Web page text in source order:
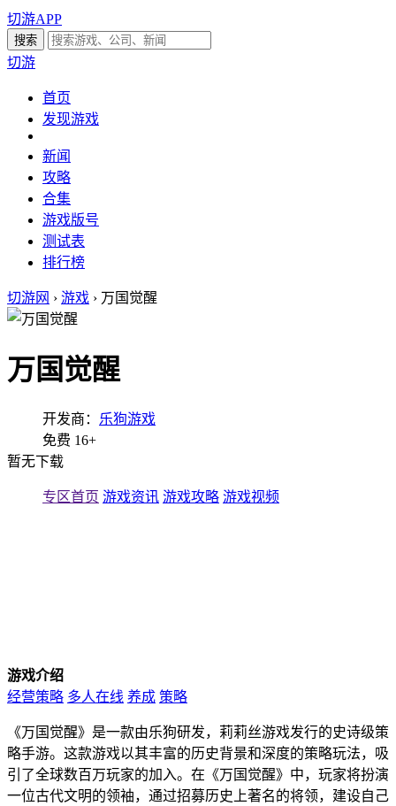
切游APP
切游
首页
发现游戏
新闻
攻略
合集
游戏版号
测试表
排行榜
切游网 › 游戏 › 万国觉醒
万国觉醒
开发商： 乐狗游戏
免费 16+
暂无下载
专区首页 游戏资讯 游戏攻略 游戏视频
游戏介绍
经营策略 多人在线 养成 策略
《万国觉醒》是一款由乐狗研发，莉莉丝游戏发行的史诗级策
略手游。这款游戏以其丰富的历史背景和深度的策略玩法，吸
引了全球数百万玩家的加入。在《万国觉醒》中，玩家将扮演
一位古代文明的领袖，通过招募历史上著名的将领，建设自己